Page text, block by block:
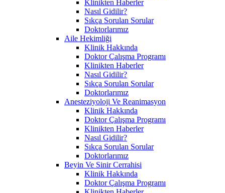
Klinikten Haberler
Nasıl Gidilir?
Sıkça Sorulan Sorular
Doktorlarımız
Aile Hekimliği
Klinik Hakkında
Doktor Çalışma Programı
Klinikten Haberler
Nasıl Gidilir?
Sıkça Sorulan Sorular
Doktorlarımız
Anesteziyoloji Ve Reanimasyon
Klinik Hakkında
Doktor Çalışma Programı
Klinikten Haberler
Nasıl Gidilir?
Sıkça Sorulan Sorular
Doktorlarımız
Beyin Ve Sinir Cerrahisi
Klinik Hakkında
Doktor Çalışma Programı